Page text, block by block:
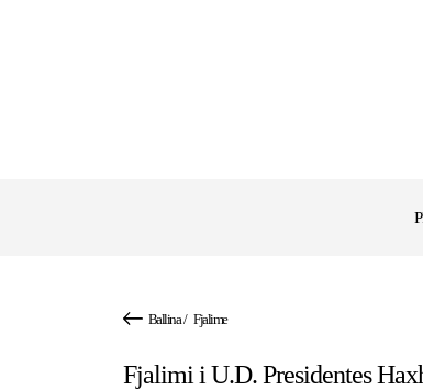
Ballina/ Fjalime
Fjalimi i U.D. Presidentes